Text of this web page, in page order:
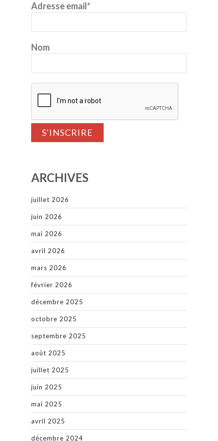
Adresse email*
Nom
ARCHIVES
juillet 2026
juin 2026
mai 2026
avril 2026
mars 2026
février 2026
décembre 2025
octobre 2025
septembre 2025
août 2025
juillet 2025
juin 2025
mai 2025
avril 2025
décembre 2024